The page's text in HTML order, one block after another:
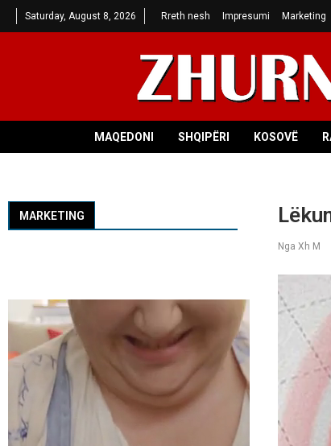
Saturday, August 8, 2026 Rreth nesh Impresumi Marketing
MAQEDONI SHQIPËRI KOSOVË
Nga Xh M
MARKETING